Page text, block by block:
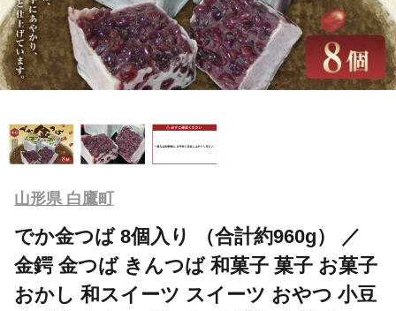
山形県 白鷹町
でか金つば 8個入り （合計約960g） ／
金鍔 金つば きんつば 和菓子 菓子 お菓子
おかし 和スイーツ スイーツ おやつ 小豆